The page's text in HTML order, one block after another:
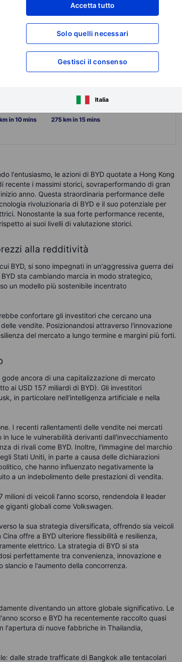
Accetta tutto
Solo quelli necessari
Gestisci il consenso
Italia
l'entusiasmo, le azioni di BYD quotate a Hong Kong
i massimi storici, sovraperformando di gran
anno. Questa straordinaria performance delle
rivoluzionaria di BYD e il suo potenziale per
Nonostante la sua forte performance recente,
ai suoi livelli di valutazione storici.
alla redditività
BYD, si sono impegnati in un'aggressiva guerra dei
sta cambiando marcia in modo strategico,
un modello più sostenibile incentrato
confortare gli investitori che cercano una
vendite. Posizionandosi attraverso l'innovazione
del mercato a lungo termine e margini più forti.
ancora di una capitalizzazione di mercato
ai USD 157 miliardi di BYD). Gli investitori
in particolare nell'intelligenza artificiale e nella
I recenti rallentamenti delle vendite nei mercati
luce le vulnerabilità derivanti dall'invecchiamento
di rivali come BYD. Inoltre, l'immagine del marchio
Stati Uniti, in parte a causa delle dichiarazioni
che hanno influenzato negativamente la
a un indebolimento delle prestazioni di vendita.
di veicoli l'anno scorso, rendendola il leader
giganti globali come Volkswagen.
la sua strategia diversificata, offrendo sia veicoli
offre a BYD ulteriore flessibilità e resilienza,
elettrico. La strategia di BYD si sta
perfettamente tra convenienza, innovazione e
slancio e l'aumento della concorrenza.
diventando un attore globale significativo. Le
scorso e BYD ha recentemente raccolto quasi
l'apertura di nuove fabbriche in Thailandia,
dalle strade trafficate di Bangkok alle tentacolari